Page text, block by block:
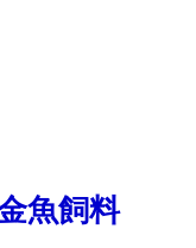
魚飼料